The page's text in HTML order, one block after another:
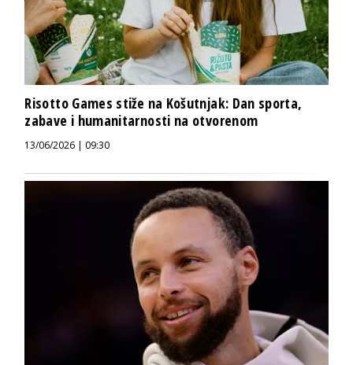
Risotto Games stiže na Košutnjak: Dan sporta,
zabave i humanitarnosti na otvorenom
13/06/2026 | 09:30